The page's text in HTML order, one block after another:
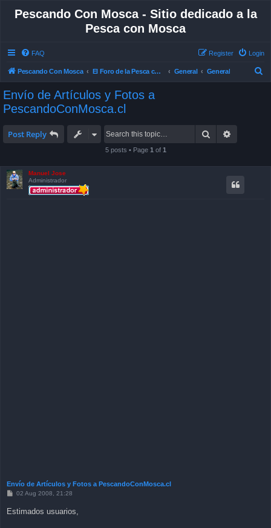
Pescando Con Mosca - Sitio dedicado a la
Pesca con Mosca
FAQ Login
Register
Pescando Con Mosca El Foro de la Pesca con Mosca en Chile General General
Envío de Artículos y Fotos a
PescandoConMosca.cl
Post Reply Search
5 posts • Page 1 of 1
Manuel Jose
Administrador
Envío de Artículos y Fotos a PescandoConMosca.cl
P
t
02 Aug 2008, 21:28
Estimados usuarios,